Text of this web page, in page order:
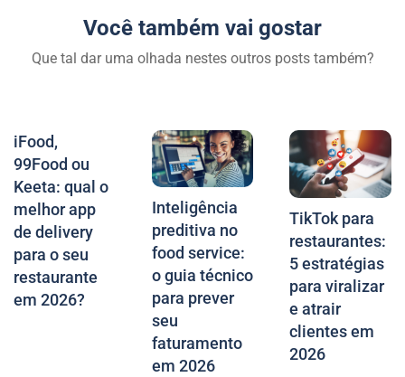
Você também vai gostar
Que tal dar uma olhada nestes outros posts também?
iFood,
99Food ou
Keeta: qual o
melhor app
de delivery
para o seu
restaurante
em 2026?
Inteligência
preditiva no
food service:
o guia técnico
para prever
seu
faturamento
em 2026
TikTok para
restaurantes:
5 estratégias
para viralizar
e atrair
clientes em
2026